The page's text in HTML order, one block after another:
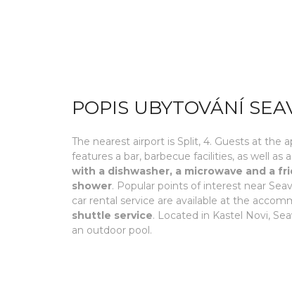
POPIS UBYTOVÁNÍ
The nearest airport is Split, 4. Guests at the
features a bar, barbecue facilities, as well as
with a dishwasher, a microwave and a
shower. Popular points of interest near
car rental service are available at the
shuttle service. Located in Kastel Novi,
an outdoor pool.